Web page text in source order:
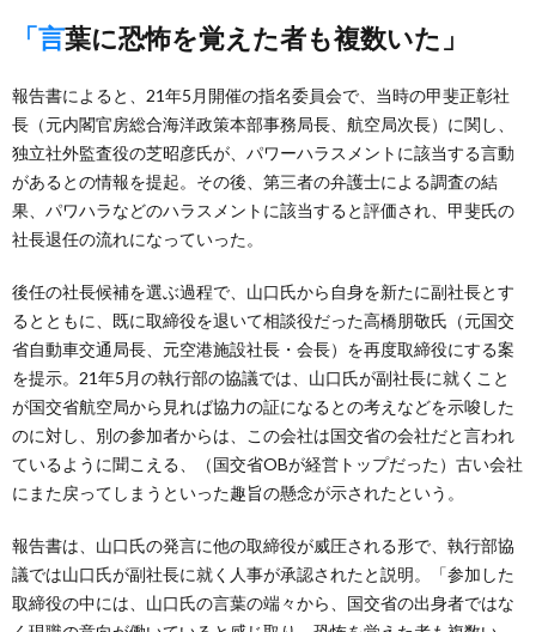
「言葉に恐怖を覚えた者も複数いた」
報告書によると、21年5月開催の指名委員会で、当時の甲斐正彰社
長（元内閣官房総合海洋政策本部事務局長、航空局次長）に関し、
独立社外監査役の芝昭彦氏が、パワーハラスメントに該当する言動
があるとの情報を提起。その後、第三者の弁護士による調査の結
果、パワハラなどのハラスメントに該当すると評価され、甲斐氏の
社長退任の流れになっていった。
後任の社長候補を選ぶ過程で、山口氏から自身を新たに副社長とす
るとともに、既に取締役を退いて相談役だった高橋朋敬氏（元国交
省自動車交通局長、元空港施設社長・会長）を再度取締役にする案
を提示。21年5月の執行部の協議では、山口氏が副社長に就くこと
が国交省航空局から見れば協力の証になるとの考えなどを示唆した
のに対し、別の参加者からは、この会社は国交省の会社だと言われ
ているように聞こえる、（国交省OBが経営トップだった）古い会社
にまた戻ってしまうといった趣旨の懸念が示されたという。
報告書は、山口氏の発言に他の取締役が威圧される形で、執行部協
議では山口氏が副社長に就く人事が承認されたと説明。「参加した
取締役の中には、山口氏の言葉の端々から、国交省の出身者ではな